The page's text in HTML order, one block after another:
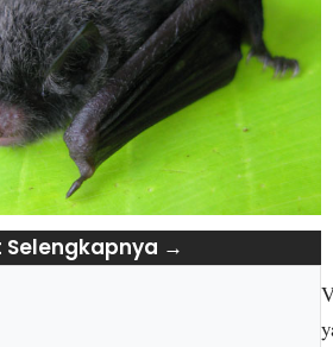
Selengkapnya →